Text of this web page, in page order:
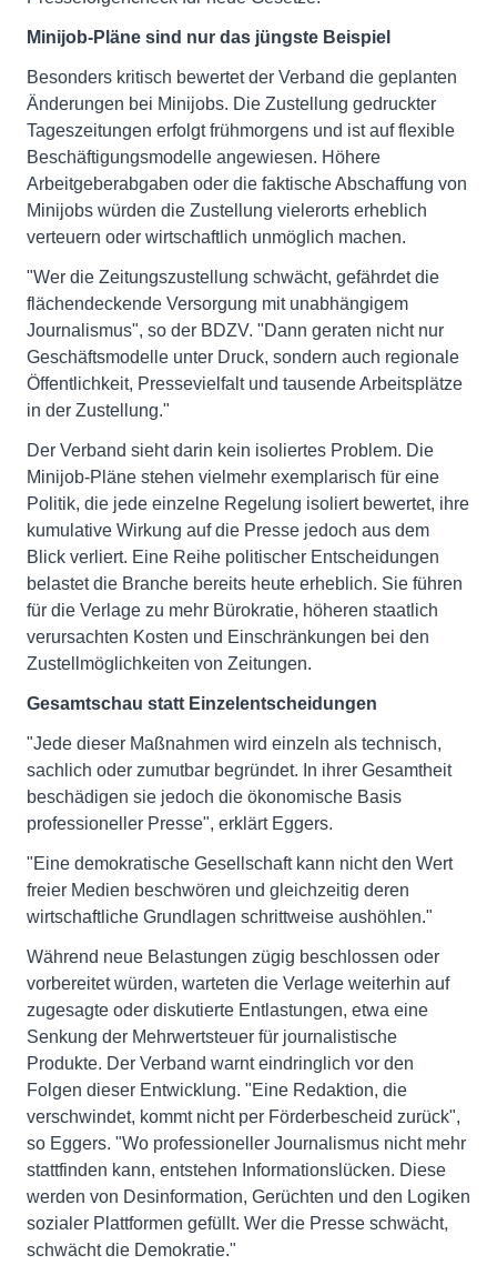
Minijob-Pläne sind nur das jüngste Beispiel
Besonders kritisch bewertet der Verband die geplanten
Änderungen bei Minijobs. Die Zustellung gedruckter
Tageszeitungen erfolgt frühmorgens und ist auf flexible
Beschäftigungsmodelle angewiesen. Höhere
Arbeitgeberabgaben oder die faktische Abschaffung von
Minijobs würden die Zustellung vielerorts erheblich
verteuern oder wirtschaftlich unmöglich machen.
"Wer die Zeitungszustellung schwächt, gefährdet die
flächendeckende Versorgung mit unabhängigem
Journalismus", so der BDZV. "Dann geraten nicht nur
Geschäftsmodelle unter Druck, sondern auch regionale
Öffentlichkeit, Pressevielfalt und tausende Arbeitsplätze
in der Zustellung."
Der Verband sieht darin kein isoliertes Problem. Die
Minijob-Pläne stehen vielmehr exemplarisch für eine
Politik, die jede einzelne Regelung isoliert bewertet, ihre
kumulative Wirkung auf die Presse jedoch aus dem
Blick verliert. Eine Reihe politischer Entscheidungen
belastet die Branche bereits heute erheblich. Sie führen
für die Verlage zu mehr Bürokratie, höheren staatlich
verursachten Kosten und Einschränkungen bei den
Zustellmöglichkeiten von Zeitungen.
Gesamtschau statt Einzelentscheidungen
"Jede dieser Maßnahmen wird einzeln als technisch,
sachlich oder zumutbar begründet. In ihrer Gesamtheit
beschädigen sie jedoch die ökonomische Basis
professioneller Presse", erklärt Eggers.
"Eine demokratische Gesellschaft kann nicht den Wert
freier Medien beschwören und gleichzeitig deren
wirtschaftliche Grundlagen schrittweise aushöhlen."
Während neue Belastungen zügig beschlossen oder
vorbereitet würden, warteten die Verlage weiterhin auf
zugesagte oder diskutierte Entlastungen, etwa eine
Senkung der Mehrwertsteuer für journalistische
Produkte. Der Verband warnt eindringlich vor den
Folgen dieser Entwicklung. "Eine Redaktion, die
verschwindet, kommt nicht per Förderbescheid zurück",
so Eggers. "Wo professioneller Journalismus nicht mehr
stattfinden kann, entstehen Informationslücken. Diese
werden von Desinformation, Gerüchten und den Logiken
sozialer Plattformen gefüllt. Wer die Presse schwächt,
schwächt die Demokratie."